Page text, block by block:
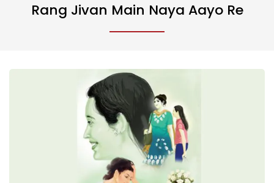
Rang Jivan Main Naya Aayo Re